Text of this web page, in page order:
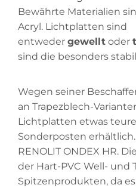
Bewährte Materialien
Acryl. Lichtplatten sind
entweder gewellt oder
sind die besonders
Wegen seiner
an Trapezblech-
Lichtplatten etwas
Sonderposten
RENOLIT ONDEX HR.
der Hart-PVC Well- und
Spitzenprodukten, da